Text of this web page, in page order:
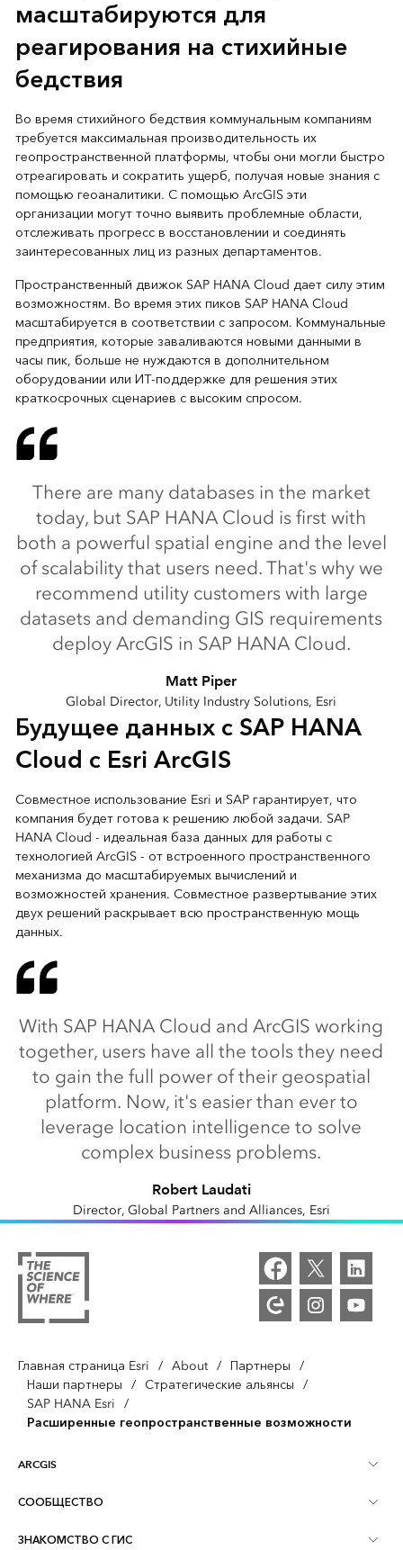
масштабируются для
реагирования на стихийные
бедствия
Во время стихийного бедствия коммунальным компаниям
требуется максимальная производительность их
геопространственной платформы, чтобы они могли быстро
отреагировать и сократить ущерб, получая новые знания с
помощью геоаналитики. С помощью ArcGIS эти
организации могут точно выявить проблемные области,
отслеживать прогресс в восстановлении и соединять
заинтересованных лиц из разных департаментов.
Пространственный движок SAP HANA Cloud дает силу этим
возможностям. Во время этих пиков SAP HANA Cloud
масштабируется в соответствии с запросом. Коммунальные
предприятия, которые заваливаются новыми данными в
часы пик, больше не нуждаются в дополнительном
оборудовании или ИТ-поддержке для решения этих
краткосрочных сценариев с высоким спросом.
There are many databases in the market
today, but SAP HANA Cloud is first with
both a powerful spatial engine and the level
of scalability that users need. That's why we
recommend utility customers with large
datasets and demanding GIS requirements
deploy ArcGIS in SAP HANA Cloud.
Matt Piper
Global Director, Utility Industry Solutions, Esri
Будущее данных с SAP HANA
Cloud с Esri ArcGIS
Совместное использование Esri и SAP гарантирует, что
компания будет готова к решению любой задачи. SAP
HANA Cloud - идеальная база данных для работы с
технологией ArcGIS - от встроенного пространственного
механизма до масштабируемых вычислений и
возможностей хранения. Совместное развертывание этих
двух решений раскрывает всю пространственную мощь
данных.
With SAP HANA Cloud and ArcGIS working
together, users have all the tools they need
to gain the full power of their geospatial
platform. Now, it's easier than ever to
leverage location intelligence to solve
complex business problems.
Robert Laudati
Director, Global Partners and Alliances, Esri
Главная страница Esri / About / Партнеры
/
Наши партнеры
/ Стратегические альянсы
/
SAP HANA Esri
/
Расширенные геопространственные возможности
ARCGIS
Обзор ArcGIS
СООБЩЕСТВО
Сообщества и форумы
ЗНАКОМСТВО С ГИС